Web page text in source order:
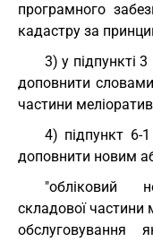
програмного
кадастру за
3) у підпункті
доповнити
частини
4) підпункт 6-
доповнити новим
"обліковий
складової частини
обслуговування